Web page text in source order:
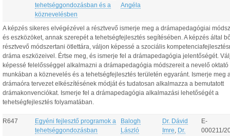
tehetséggondozásban és a
köznevelésben
Angéla
A képzés sikeres elvégézével a résztvevő ismerje meg a drámapedagógiai
és eszközöket, annak szerepét a tehetségfejlesztés segítésében. A képzés által
résztvevő módszertani ötlettára, váljon képessé a szociális
dráma eszközeivel. Értse meg, és ismerje fel a drámapedagógia jelentőségét.
képessé felelősséggel alkalmazni a drámapedagógia módszereit a nevelő oktató
munkában a köznevelés és a tehetségfejlesztés területén egyaránt. Ismerje meg
drámaóra tervezet elkészítésének módját és tudatosan alkalmazza a bemutatott
drámakonvenciókat. Ismerje fel a drámapedagógia alkalmazási lehetőségét a
tehetségfejlesztés folyamatában.
R647
Egyéni fejlesztő programok a
tehetséggondozásban
Balogh
László
Dr. Dávid
Imre
Dr.
E-
000211/